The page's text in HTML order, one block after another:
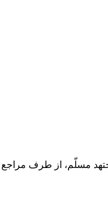
مسلّم، از طرف مراجع